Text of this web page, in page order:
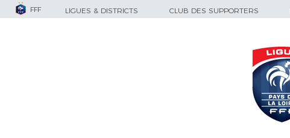
FFF LIGUES & DISTRICTS CLUB DES SUPPORTERS